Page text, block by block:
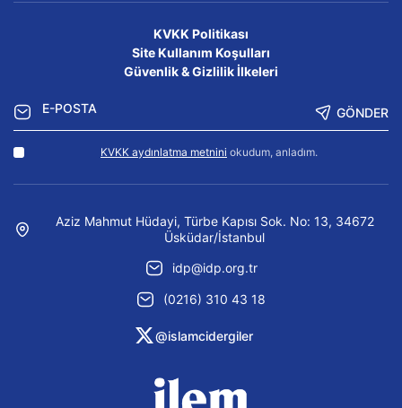
KVKK Politikası
Site Kullanım Koşulları
Güvenlik & Gizlilik İlkeleri
GÖNDER
KVKK aydınlatma metnini okudum, anladım.
Aziz Mahmut Hüdayi, Türbe Kapısı Sok. No: 13, 34672
Üsküdar/İstanbul
idp@idp.org.tr
(0216) 310 43 18
@islamcidergiler